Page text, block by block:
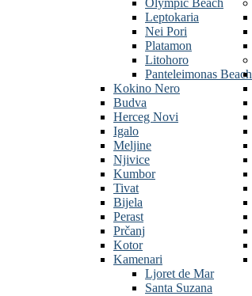
Olympic Beach
Leptokaria
Nei Pori
Platamon
Litohoro
Panteleimonas Beach
Kokino Nero
Budva
Herceg Novi
Igalo
Meljine
Njivice
Kumbor
Tivat
Bijela
Perast
Prčanj
Kotor
Kamenari
Ljoret de Mar
Santa Suzana